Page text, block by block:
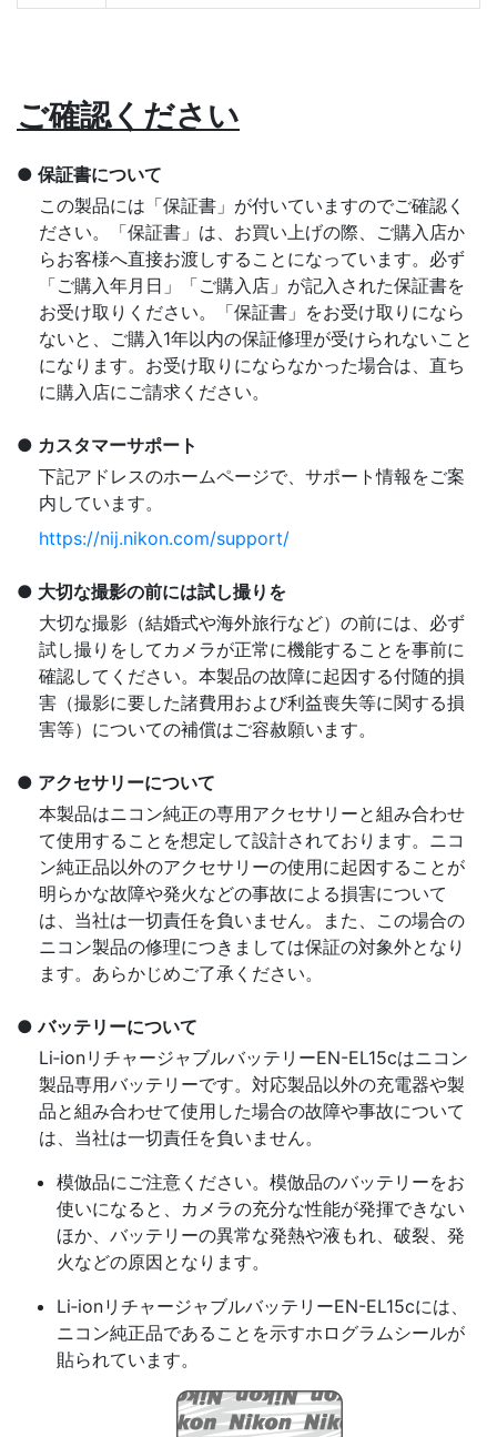
ご確認ください
保証書について
この製品には「保証書」が付いていますのでご確認く
ださい。「保証書」は、お買い上げの際、ご購入店か
らお客様へ直接お渡しすることになっています。必ず
「ご購入年月日」「ご購入店」が記入された保証書を
お受け取りください。「保証書」をお受け取りになら
ないと、ご購入1年以内の保証修理が受けられないこと
になります。お受け取りにならなかった場合は、直ち
に購入店にご請求ください。
カスタマーサポート
下記アドレスのホームページで、サポート情報をご案
内しています。
https://nij.nikon.com/support/
大切な撮影の前には試し撮りを
大切な撮影（結婚式や海外旅行など）の前には、必ず
試し撮りをしてカメラが正常に機能することを事前に
確認してください。本製品の故障に起因する付随的損
害（撮影に要した諸費用および利益喪失等に関する損
害等）についての補償はご容赦願います。
アクセサリーについて
本製品はニコン純正の専用アクセサリーと組み合わせ
て使用することを想定して設計されております。ニコ
ン純正品以外のアクセサリーの使用に起因することが
明らかな故障や発火などの事故による損害について
は、当社は一切責任を負いません。また、この場合の
ニコン製品の修理につきましては保証の対象外となり
ます。あらかじめご了承ください。
バッテリーについて
Li‑ionリチャージャブルバッテリーEN-EL15cはニコン
製品専用バッテリーです。対応製品以外の充電器や製
品と組み合わせて使用した場合の故障や事故について
は、当社は一切責任を負いません。
模倣品にご注意ください。模倣品のバッテリーをお
使いになると、カメラの充分な性能が発揮できない
ほか、バッテリーの異常な発熱や液もれ、破裂、発
火などの原因となります。
Li‑ionリチャージャブルバッテリーEN-EL15cには、
ニコン純正品であることを示すホログラムシールが
貼られています。